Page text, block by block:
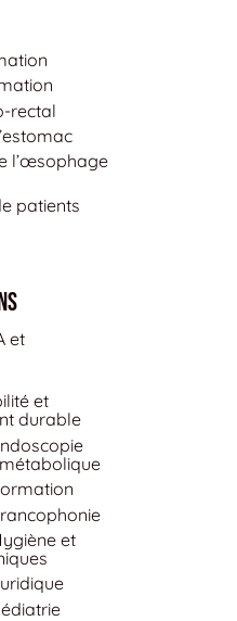
rectal
l’œsophage
patients
et
et
durable
et